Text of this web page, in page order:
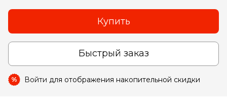
Купить
Быстрый заказ
% Войти для отображения накопительной скидки